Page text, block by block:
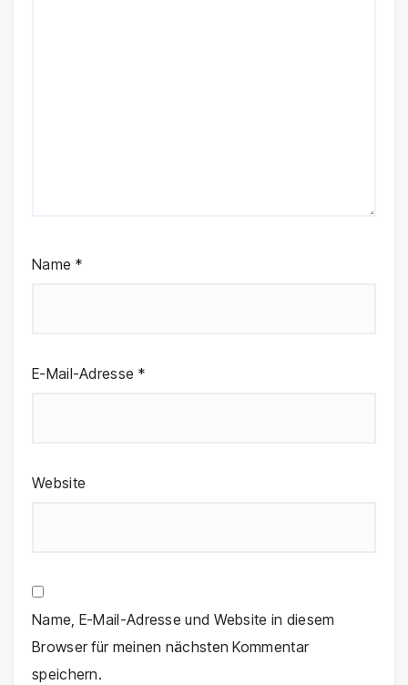
Name *
E-Mail-Adresse *
Website
Name, E-Mail-Adresse und Website in diesem
Browser für meinen nächsten Kommentar
speichern.